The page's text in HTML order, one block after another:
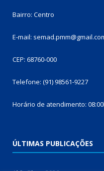
Bairro: Centro
E-mail:
CEP: 68760-000
Telefone: (91) 98561-9227
Horário de atendimento:
ÚLTIMAS PUBLICAÇÕES